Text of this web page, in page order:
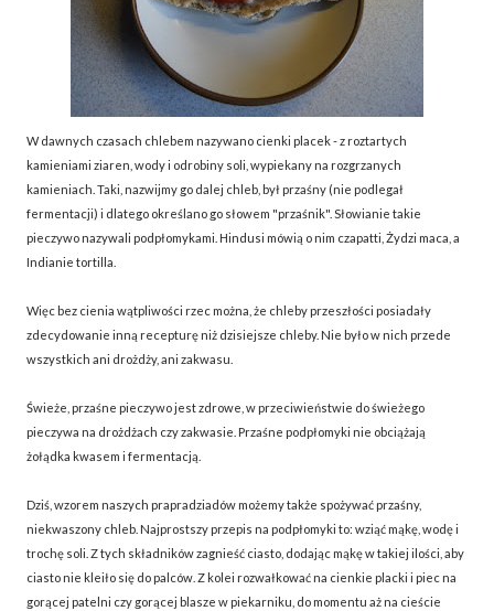
W dawnych czasach chlebem nazywano cienki placek - z roztartych
kamieniami ziaren, wody i odrobiny soli, wypiekany na rozgrzanych
kamieniach. Taki, nazwijmy go dalej chleb, był przaśny (nie podlegał
fermentacji) i dlatego określano go słowem "przaśnik". Słowianie takie
pieczywo nazywali podpłomykami. Hindusi mówią o nim czapatti, Żydzi maca, a
Indianie tortilla.
Więc bez cienia wątpliwości rzec można, że chleby przeszłości posiadały
zdecydowanie inną recepturę niż dzisiejsze chleby. Nie było w nich przede
wszystkich ani drożdży, ani zakwasu.
Świeże, przaśne pieczywo jest zdrowe, w przeciwieństwie do świeżego
pieczywa na drożdżach czy zakwasie. Przaśne podpłomyki nie obciążają
żołądka kwasem i fermentacją.
Dziś, wzorem naszych prapradziadów możemy także spożywać przaśny,
niekwaszony chleb. Najprostszy przepis na podpłomyki to: wziąć mąkę, wodę i
trochę soli. Z tych składników zagnieść ciasto, dodając mąkę w takiej ilości, aby
ciasto nie kleiło się do palców. Z kolei rozwałkować na cienkie placki i piec na
gorącej patelni czy gorącej blasze w piekarniku, do momentu aż na cieście